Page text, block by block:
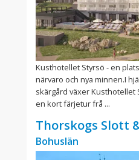
Kusthotellet Styrsö - en
närvaro och nya minnen.I
skärgård växer Kusthotellet
en kort färjetur frå ...
Thorskogs Slott
Bohuslän